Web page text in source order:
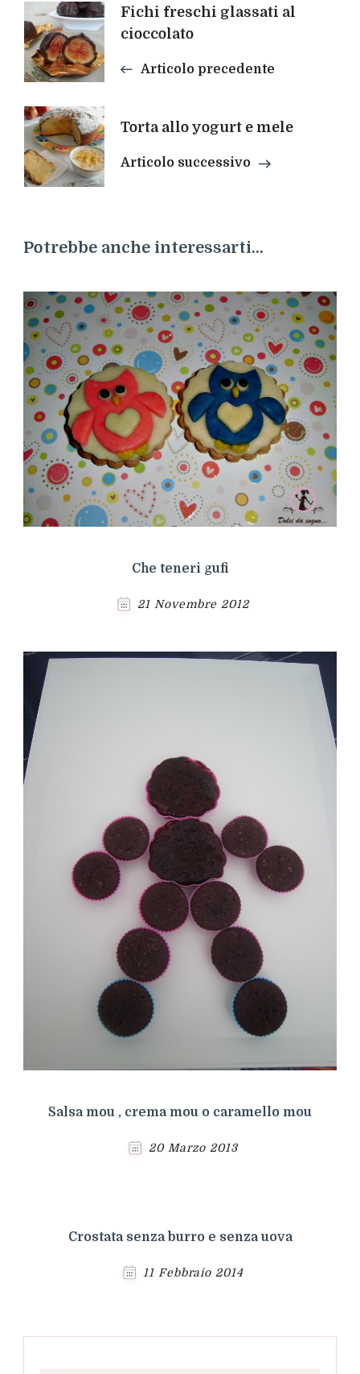
Navigazione
articoli
Fichi freschi glassati al
cioccolato
Articolo precedente
Torta allo yogurt e mele
Articolo successivo
Potrebbe anche interessarti...
Che teneri gufi
21 Novembre 2012
Salsa mou , crema mou o caramello mou
20 Marzo 2013
Crostata senza burro e senza uova
11 Febbraio 2014